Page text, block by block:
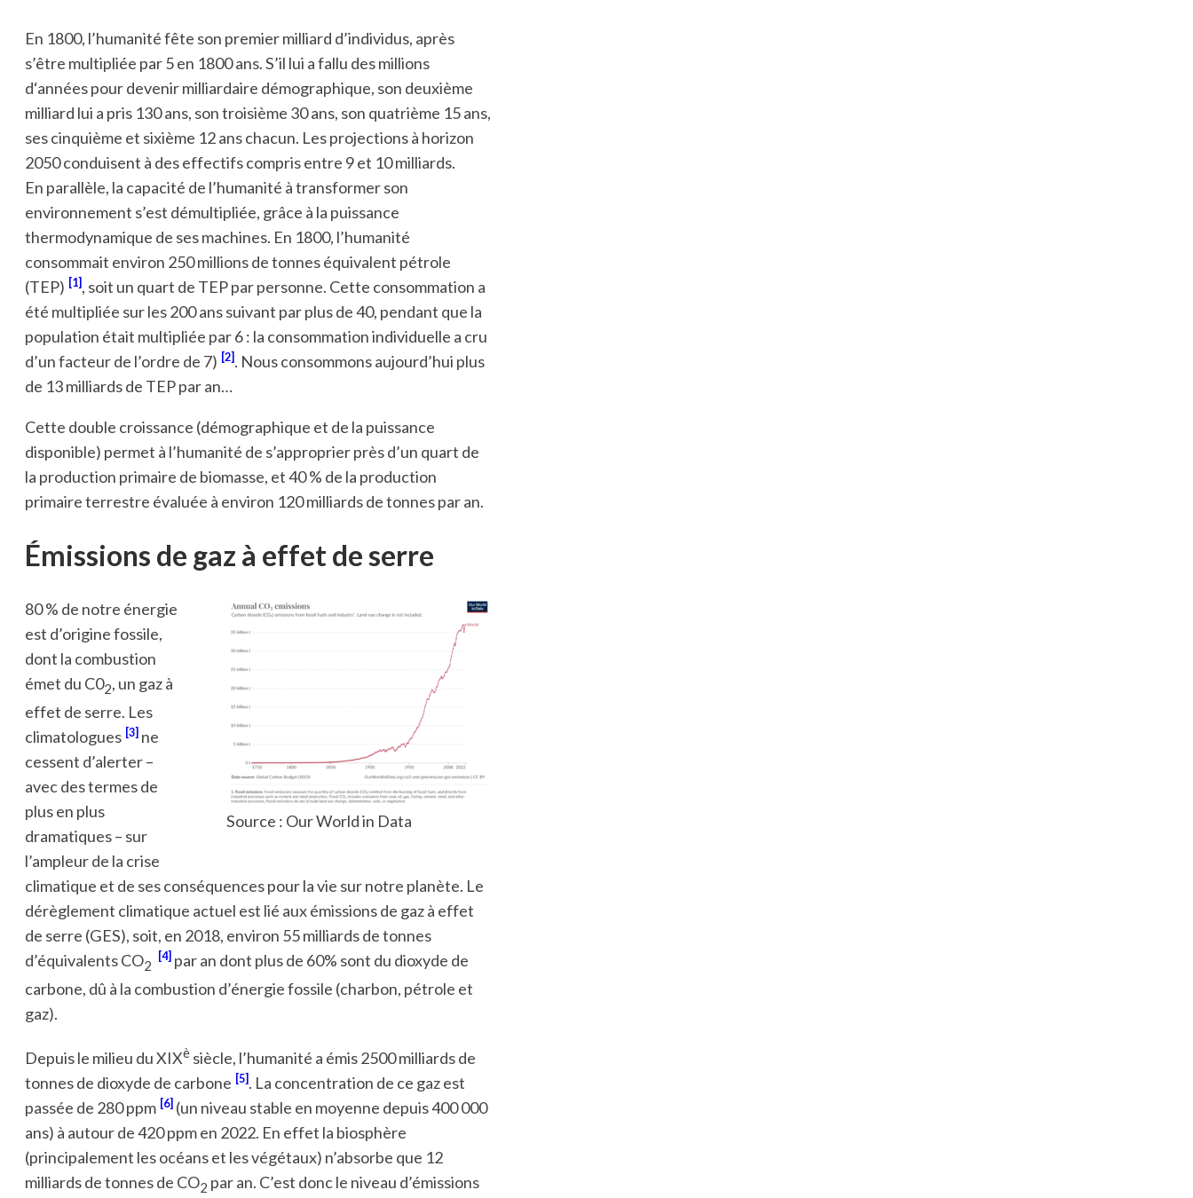
En 1800, l’humanité fête son premier milliard d’individus, après
s’être multipliée par 5 en 1800 ans. S’il lui a fallu des millions
d‘années pour devenir milliardaire démographique, son deuxième
milliard lui a pris 130 ans, son troisième 30 ans, son quatrième 15 ans,
ses cinquième et sixième 12 ans chacun. Les projections à horizon
2050 conduisent à des effectifs compris entre 9 et 10 milliards.
En parallèle, la capacité de l’humanité à transformer son
environnement s’est démultipliée, grâce à la puissance
thermodynamique de ses machines. En 1800, l’humanité
consommait environ 250 millions de tonnes équivalent pétrole
(TEP) 1 , soit un quart de TEP par personne. Cette consommation a
été multipliée sur les 200 ans suivant par plus de 40, pendant que la
population était multipliée par 6 : la consommation individuelle a cru
d’un facteur de l’ordre de 7) 2 . Nous consommons aujourd’hui plus
de 13 milliards de TEP par an…
Cette double croissance (démographique et de la puissance
disponible) permet à l’humanité de s’approprier près d’un quart de
la production primaire de biomasse, et 40 % de la production
primaire terrestre évaluée à environ 120 milliards de tonnes par an.
Émissions de gaz à effet de serre
Source : Our World in Data
80 % de notre énergie
est d’origine fossile,
dont la combustion
émet du C02, un gaz à
effet de serre. Les
climatologues 3 ne
cessent d’alerter –
avec des termes de
plus en plus
dramatiques – sur
l’ampleur de la crise
climatique et de ses conséquences pour la vie sur notre planète. Le
dérèglement climatique actuel est lié aux émissions de gaz à effet
de serre (GES), soit, en 2018, environ 55 milliards de tonnes
d’équivalents CO2
4 par an dont plus de 60% sont du dioxyde de
carbone, dû à la combustion d’énergie fossile (charbon, pétrole et
gaz).
Depuis le milieu du XIXè siècle, l’humanité a émis 2500 milliards de
tonnes de dioxyde de carbone 5 . La concentration de ce gaz est
passée de 280 ppm 6 (un niveau stable en moyenne depuis 400 000
ans) à autour de 420 ppm en 2022. En effet la biosphère
(principalement les océans et les végétaux) n’absorbe que 12
milliards de tonnes de CO2 par an. C’est donc le niveau d’émissions